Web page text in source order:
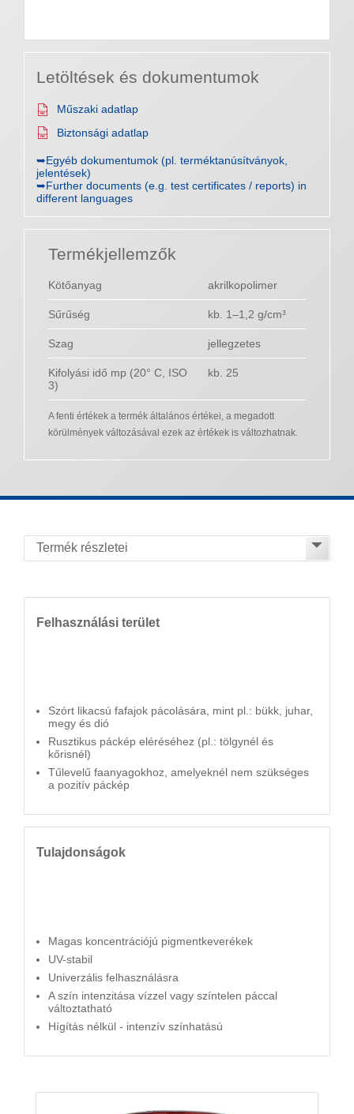
Letöltések és dokumentumok
Műszaki adatlap
Biztonsági adatlap
➥Egyéb dokumentumok (pl. terméktanúsítványok,
jelentések)
➥Further documents (e.g. test certificates / reports) in
different languages
Termékjellemzők
Kötőanyag akrilkopolimer
Sűrűség kb. 1–1,2 g/cm³
Szag jellegzetes
Kifolyási idő mp (20° C, ISO
3)
kb. 25
A fenti értékek a termék általános értékei, a megadott
körülmények változásával ezek az értékek is változhatnak.
Felhasználási terület
Szórt likacsú fafajok pácolására, mint pl.: bükk, juhar,
megy és dió
Rusztikus páckép eléréséhez (pl.: tölgynél és
kőrisnél)
Tűlevelű faanyagokhoz, amelyeknél nem szükséges
a pozitív páckép
Tulajdonságok
Magas koncentrációjú pigmentkeverékek
UV-stabil
Univerzális felhasználásra
A szín intenzitása vízzel vagy színtelen páccal
változtatható
Hígítás nélkül - intenzív színhatású